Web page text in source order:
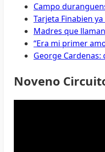
Campo
Tarjeta Finabien
Madres que
“Era mi primer
George Cardenas:
Noveno